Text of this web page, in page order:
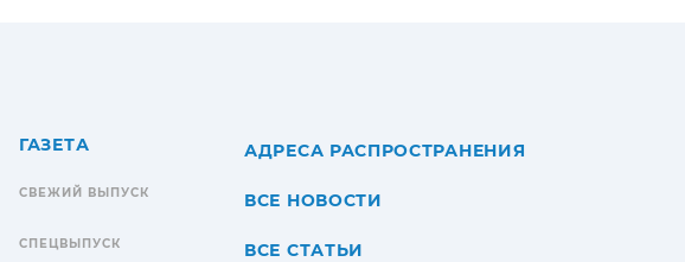
ГАЗЕТА
СВЕЖИЙ ВЫПУСК
СПЕЦВЫПУСК
АДРЕСА РАСПРОСТРАНЕНИЯ
ВСЕ НОВОСТИ
ВСЕ СТАТЬИ